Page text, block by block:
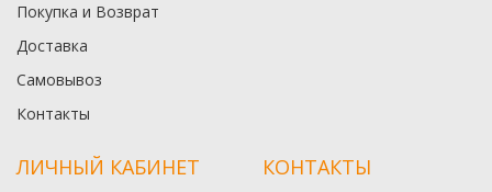
Покупка и Возврат
Доставка
Самовывоз
Контакты
ЛИЧНЫЙ КАБИНЕТ КОНТАКТЫ